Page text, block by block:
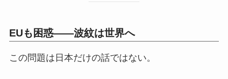
EUも困惑——波紋は世界へ
この問題は日本だけの話ではない。